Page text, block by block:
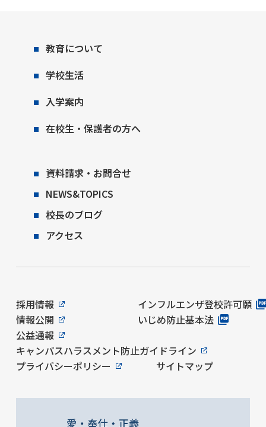
教育について
学校生活
入学案内
在校生・保護者の方へ
資料請求・お問合せ
NEWS&TOPICS
校長のブログ
アクセス
採用情報
インフルエンザ登校許可願
情報公開
いじめ防止基本法
公益通報
キャンパスハラスメント防止ガイドライン
プライバシーポリシー
サイトマップ